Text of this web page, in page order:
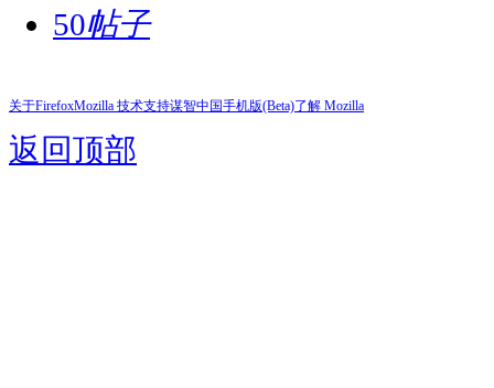
50帖子
关于FirefoxMozilla 技术支持谋智中国手机版(Beta)了解 Mozilla
返回顶部